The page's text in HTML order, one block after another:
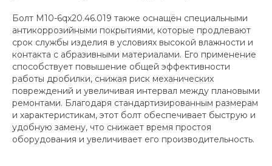
Болт М10-6qх20.46.019 также оснащён специальными
антикоррозийными покрытиями, которые продлевают
срок службы изделия в условиях высокой влажности и
контакта с абразивными материалами. Его применение
способствует повышение общей эффективности
работы дробилки, снижая риск механических
повреждений и увеличивая интервал между плановыми
ремонтами. Благодаря стандартизированным размерам
и характеристикам, этот болт обеспечивает быструю и
удобную замену, что снижает время простоя
оборудования и увеличивает его производительность.